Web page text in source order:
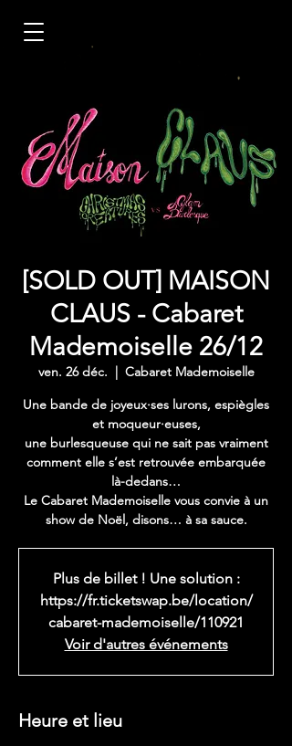
[SOLD OUT] MAISON
CLAUS - Cabaret
Mademoiselle 26/12
ven. 26 déc.
  |
Cabaret Mademoiselle
Une bande de joyeux·ses lurons, espiègles
et moqueur·euses,
une burlesqueuse qui ne sait pas vraiment
comment elle s’est retrouvée embarquée
là-dedans…
Le Cabaret Mademoiselle vous convie à un
show de Noël, disons… à sa sauce.
Plus de billet ! Une solution :
https://fr.ticketswap.be/location/
cabaret-mademoiselle/110921
Voir d'autres événements
Heure et lieu